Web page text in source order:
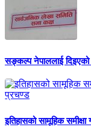
सङ्कल्प नेपाललाई दिइएको
इतिहासको सामूहिक